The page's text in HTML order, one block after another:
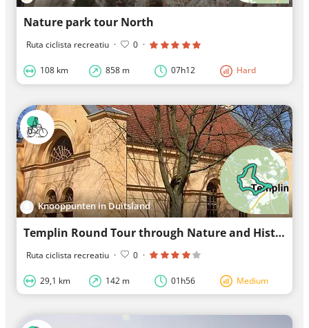
Nature park tour North
Ruta ciclista recreatiu · 0 ·
108 km 858 m 07h12 Hard
Knooppunten in Duitsland
Templin Round Tour through Nature and History
Ruta ciclista recreatiu · 0 ·
29,1 km 142 m 01h56 Medium